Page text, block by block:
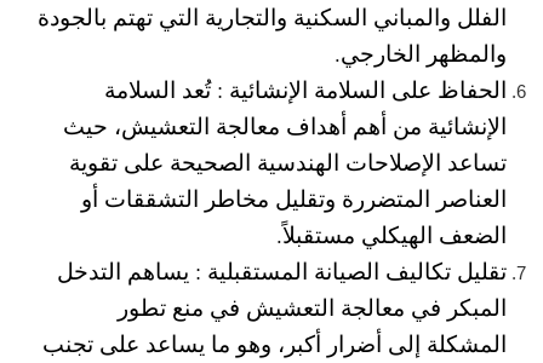
الفلل والمباني السكنية والتجارية التي تهتم بالجودة
والمظهر الخارجي.
الحفاظ على السلامة الإنشائية :تُعد السلامة
الإنشائية من أهم أهداف معالجة التعشيش، حيث
تساعد الإصلاحات الهندسية الصحيحة على تقوية
العناصر المتضررة وتقليل مخاطر التشققات أو
الضعف الهيكلي مستقبلاً.
تقليل تكاليف الصيانة المستقبلية : يساهم التدخل
المبكر في معالجة التعشيش في منع تطور
المشكلة إلى أضرار أكبر، وهو ما يساعد على تجنب